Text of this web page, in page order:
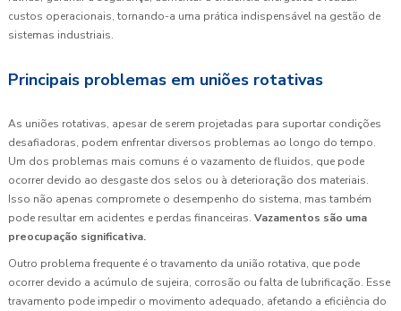
custos operacionais, tornando-a uma prática indispensável na gestão de
sistemas industriais.
Principais problemas em uniões rotativas
As uniões rotativas, apesar de serem projetadas para suportar condições
desafiadoras, podem enfrentar diversos problemas ao longo do tempo.
Um dos problemas mais comuns é o vazamento de fluidos, que pode
ocorrer devido ao desgaste dos selos ou à deterioração dos materiais.
Isso não apenas compromete o desempenho do sistema, mas também
pode resultar em acidentes e perdas financeiras. Vazamentos são uma
preocupação significativa.
Outro problema frequente é o travamento da união rotativa, que pode
ocorrer devido a acúmulo de sujeira, corrosão ou falta de lubrificação. Esse
travamento pode impedir o movimento adequado, afetando a eficiência do